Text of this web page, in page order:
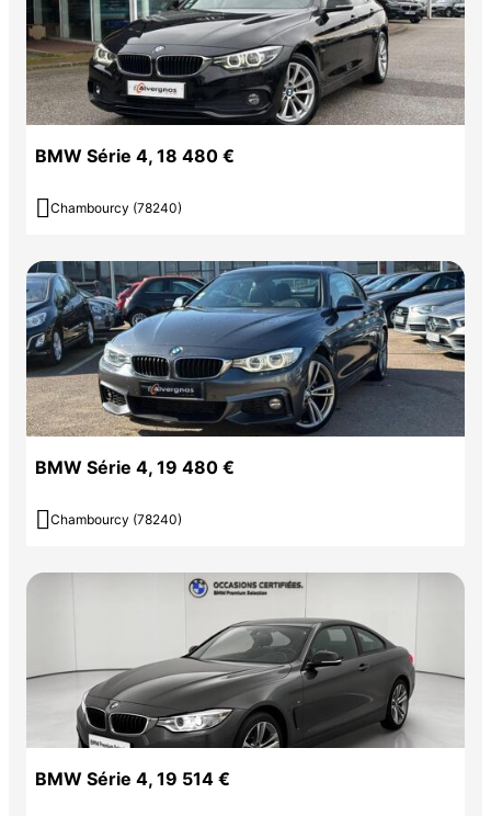
BMW Série 4, 18 480 €
 Chambourcy (78240)
BMW Série 4, 19 480 €
 Chambourcy (78240)
BMW Série 4, 19 514 €